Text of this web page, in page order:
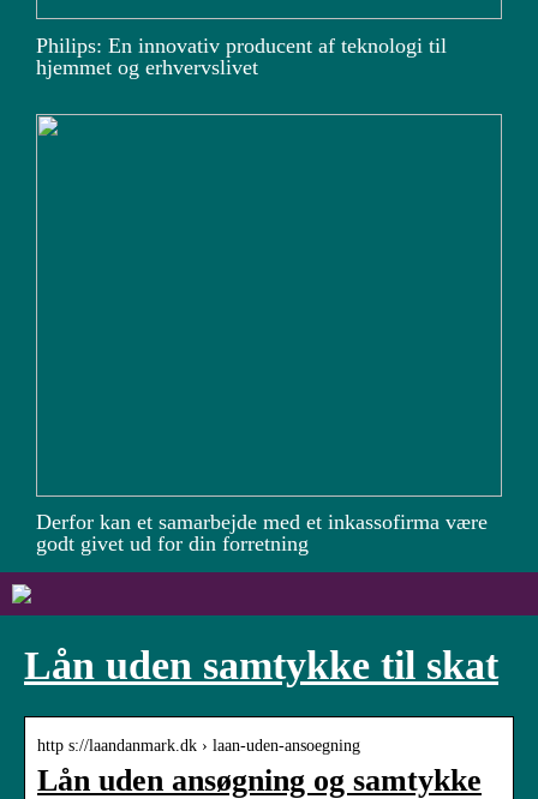
Philips: En innovativ producent af teknologi til
hjemmet og erhvervslivet
Derfor kan et samarbejde med et inkassofirma være
godt givet ud for din forretning
Lån uden samtykke til skat
http s://laandanmark.dk › laan-uden-ansoegning
Lån uden ansøgning og samtykke